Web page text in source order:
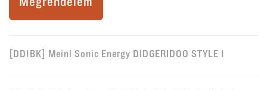
[DD1BK] Meinl Sonic Energy DIDGERIDOO STYLE 1